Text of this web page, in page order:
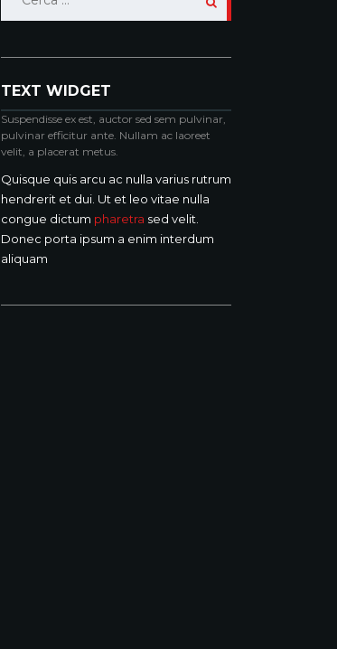
per:
TEXT WIDGET
Suspendisse ex est, auctor sed sem pulvinar,
pulvinar efficitur ante. Nullam ac laoreet
velit, a placerat metus.
Quisque quis arcu ac nulla varius rutrum
hendrerit et dui. Ut et leo vitae nulla
congue dictum pharetra sed velit.
Donec porta ipsum a enim interdum
aliquam